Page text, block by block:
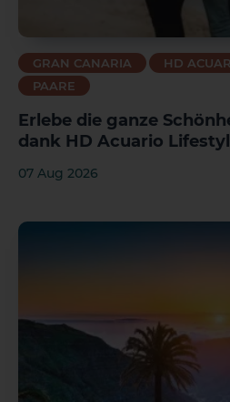
GRAN CANARIA
HD
PAARE
Erlebe die ganze
dank HD Acuario
07 Aug 2026